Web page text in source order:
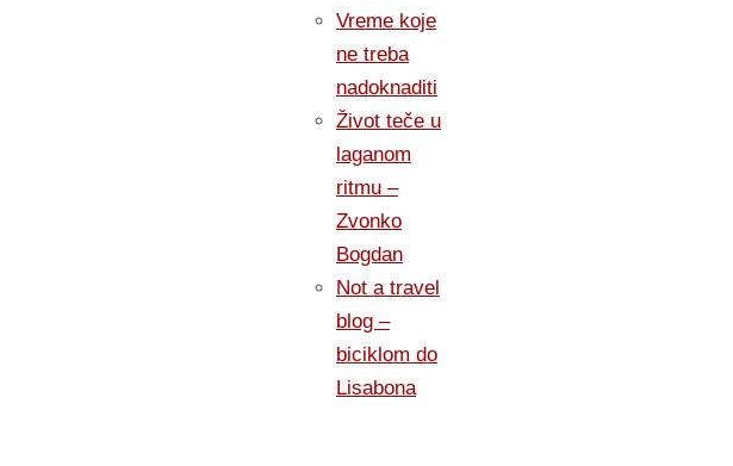
Vreme koje
ne treba
nadoknaditi
Život teče u
laganom
ritmu –
Zvonko
Bogdan
Not a travel
blog –
biciklom do
Lisabona